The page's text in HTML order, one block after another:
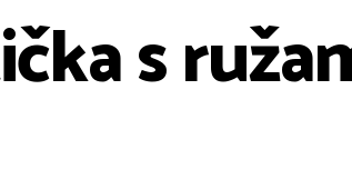
s